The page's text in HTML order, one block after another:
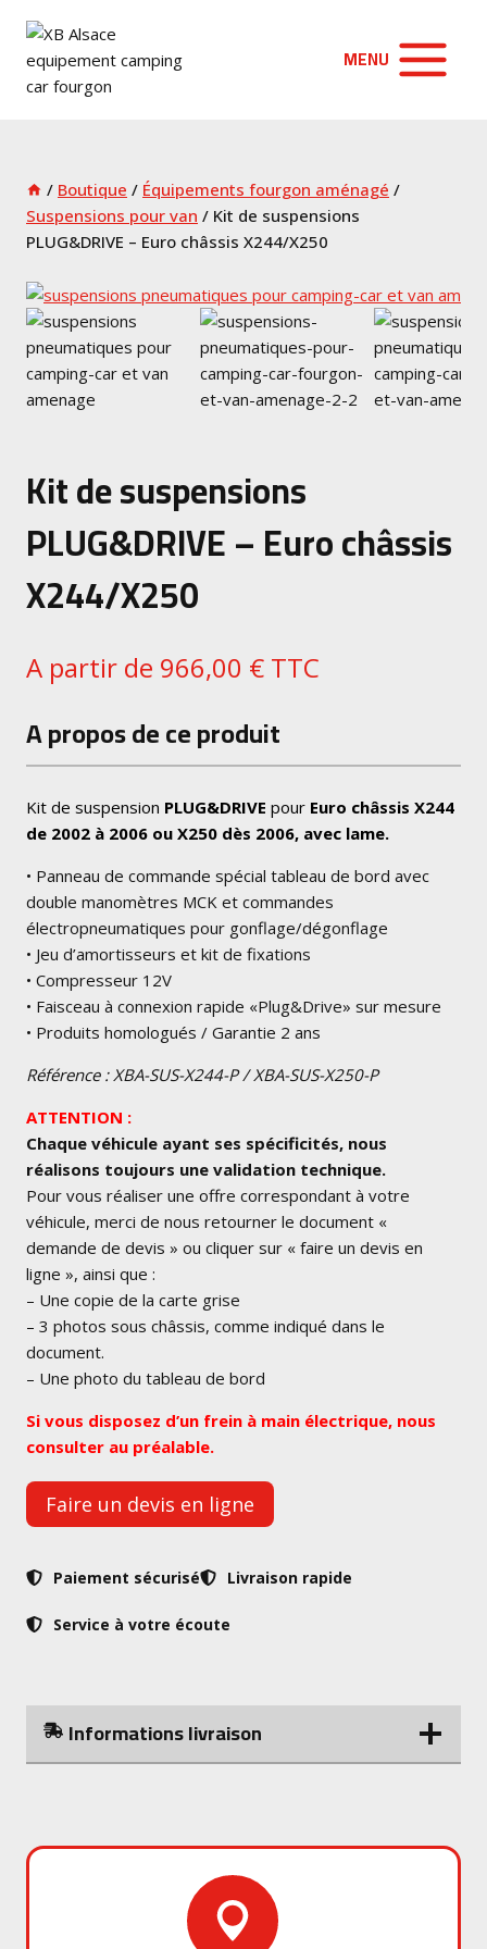
contenu
MENU
/ Boutique / Équipements fourgon aménagé /
Suspensions pour van / Kit de suspensions
PLUG&DRIVE – Euro châssis X244/X250
Kit de suspensions
PLUG&DRIVE – Euro châssis
X244/X250
A partir de 966,00 € TTC
A propos de ce produit
Kit de suspension PLUG&DRIVE pour Euro châssis X244
de 2002 à 2006 ou X250 dès 2006, avec lame.
• Panneau de commande spécial tableau de bord avec
double manomètres MCK et commandes
électropneumatiques pour gonflage/dégonflage
• Jeu d’amortisseurs et kit de fixations
• Compresseur 12V
• Faisceau à connexion rapide «Plug&Drive» sur mesure
• Produits homologués / Garantie 2 ans
Référence : XBA-SUS-X244-P / XBA-SUS-X250-P
ATTENTION :
Chaque véhicule ayant ses spécificités, nous
réalisons toujours une validation technique.
Pour vous réaliser une offre correspondant à votre
véhicule, merci de nous retourner le document «
demande de devis » ou cliquer sur « faire un devis en
ligne », ainsi que :
– Une copie de la carte grise
– 3 photos sous châssis, comme indiqué dans le
document.
– Une photo du tableau de bord
Si vous disposez d’un frein à main électrique, nous
consulter au préalable.
Faire un devis en ligne
Paiement sécurisé Livraison rapide
Service à votre écoute
Informations livraison